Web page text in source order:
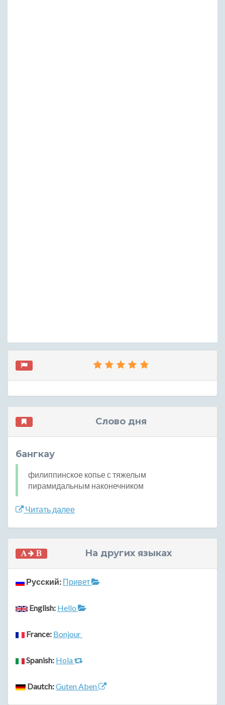
Слово дня
бангкау
филиппинское копье с тяжелым
пирамидальным наконечником
Читать далее
На других языках
Русский: Привет
English: Hello
France: Bonjour
Spanish: Hola
Dautch:Guten Aben